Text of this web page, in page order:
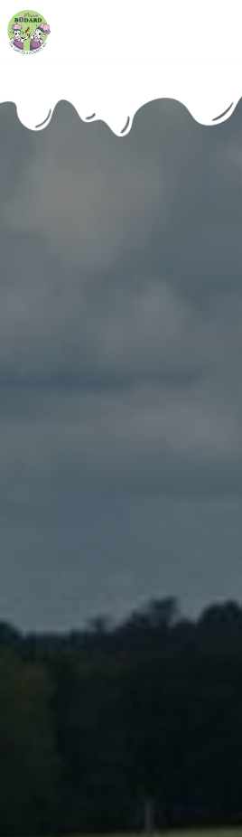
Panneau de gestion des cookies